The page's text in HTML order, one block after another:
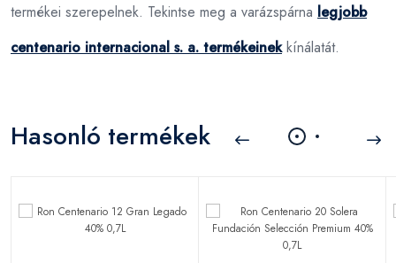
termékei szerepelnek. Tekintse meg a varázspárna legjobb
centenario internacional s. a. termékeinekkínálatát.
Hasonló termékek